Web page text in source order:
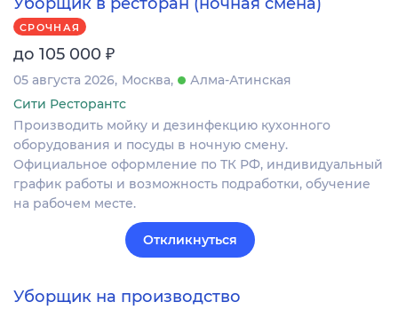
СРОЧНАЯ
до 105 000 ₽
05 августа 2026 Москва
Алма-Атинская
Сити Ресторантс
Производить мойку и дезинфекцию кухонного
оборудования и посуды в ночную смену.
Официальное оформление по ТК РФ, индивидуальный
график работы и возможность подработки, обучение
на рабочем месте.
Откликнуться
Уборщик на производство